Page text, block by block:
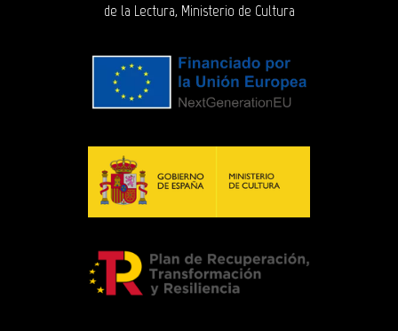
de la Lectura, Ministerio de Cultura